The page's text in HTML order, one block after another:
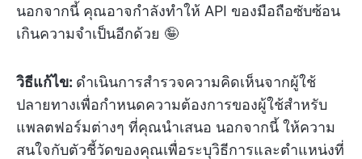
นอกจากนี้ คุณอาจกำลังทำให้ API ของมือถือซับซ้อน
เกินความจำเป็นอีกด้วย 🤪
วิธีแก้ไข: ดำเนินการสำรวจความคิดเห็นจากผู้ใช้
ปลายทางเพื่อกำหนดความต้องการของผู้ใช้สำหรับ
แพลตฟอร์มต่างๆ ที่คุณนำเสนอ นอกจากนี้ ให้ความ
สนใจกับตัวชี้วัดของคุณเพื่อระบุวิธีการและตำแหน่งที่